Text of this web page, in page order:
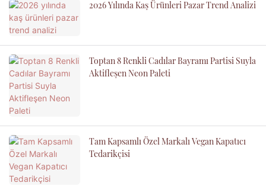
2026 Yılında Kaş Ürünleri Pazar Trend Analizi
Toptan 8 Renkli Cadılar Bayramı Partisi Suyla
Aktifleşen Neon Paleti
Tam Kapsamlı Özel Markalı Vegan Kapatıcı
Tedarikçisi